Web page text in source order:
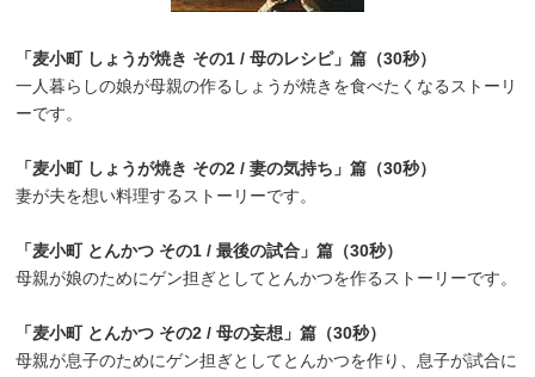
「麦小町 しょうが焼き その1 / 母のレシピ」篇（30秒）
一人暮らしの娘が母親の作るしょうが焼きを食べたくなるストーリ
ーです。
「麦小町 しょうが焼き その2 / 妻の気持ち」篇（30秒）
妻が夫を想い料理するストーリーです。
「麦小町 とんかつ その1 / 最後の試合」篇（30秒）
母親が娘のためにゲン担ぎとしてとんかつを作るストーリーです。
「麦小町 とんかつ その2 / 母の妄想」篇（30秒）
母親が息子のためにゲン担ぎとしてとんかつを作り、息子が試合に